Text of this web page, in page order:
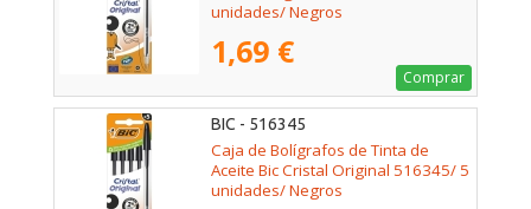
unidades/ Negros
1,69 €
Comprar
BIC - 516345
Caja de Bolígrafos de Tinta de
Aceite Bic Cristal Original 516345/ 5
unidades/ Negros